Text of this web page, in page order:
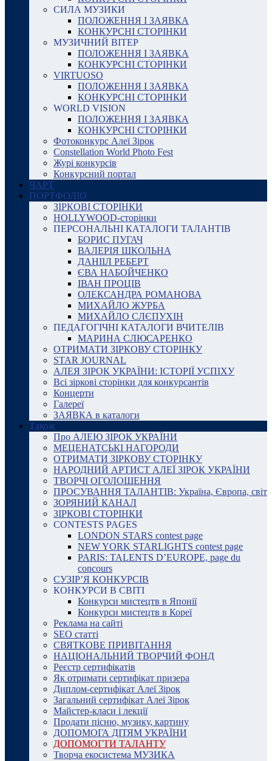
СИЛА МУЗИКИ
ПОЛОЖЕННЯ І ЗАЯВКА
КОНКУРСНІ СТОРІНКИ
МУЗИЧНИЙ ВІТЕР
ПОЛОЖЕННЯ І ЗАЯВКА
КОНКУРСНІ СТОРІНКИ
VIRTUOSO
ПОЛОЖЕННЯ І ЗАЯВКА
КОНКУРСНІ СТОРІНКИ
WORLD VISION
ПОЛОЖЕННЯ І ЗАЯВКА
КОНКУРСНІ СТОРІНКИ
Фотоконкурс Алеї Зірок
Constellation World Photo Fest
Журі конкурсів
Конкурсний портал
ЧАРТ
ПОРТФОЛІО
ЗІРКОВІ СТОРІНКИ
HOLLYWOOD-сторінки
ПЕРСОНАЛЬНІ КАТАЛОГИ ТАЛАНТІВ
БОРИС ПУГАЧ
ВАЛЕРІЯ ШКОЛЬНА
ДАНІІЛ РЕБЕРТ
ЄВА НАБОЙЧЕНКО
ІВАН ПРОЦІВ
ОЛЕКСАНДРА РОМАНОВА
МИХАЙЛО ЖУРБА
МИХАЙЛО СЛЄПУХІН
ПЕДАГОГІЧНІ КАТАЛОГИ ВЧИТЕЛІВ
МАРИНА СЛЮСАРЕНКО
ОТРИМАТИ ЗІРКОВУ СТОРІНКУ
STAR JOURNAL
АЛЕЯ ЗІРОК УКРАЇНИ: ІСТОРІЇ УСПІХУ
Всі зіркові сторінки для конкурсантів
Концерти
Галереї
ЗАЯВКА в каталоги
Також
Про АЛЕЮ ЗІРОК УКРАЇНИ
МЕЦЕНАТСЬКІ НАГОРОДИ
ОТРИМАТИ ЗІРКОВУ СТОРІНКУ
НАРОДНИЙ АРТИСТ АЛЕЇ ЗІРОК УКРАЇНИ
ТВОРЧІ ОГОЛОШЕННЯ
ПРОСУВАННЯ ТАЛАНТІВ: Україна, Європа, світ
ЗОРЯНИЙ КАНАЛ
ЗІРКОВІ СТОРІНКИ
CONTESTS PAGES
LONDON STARS contest page
NEW YORK STARLIGHTS contest page
PARIS: TALENTS D’EUROPE, page du
concours
СУЗІР’Я КОНКУРСІВ
КОНКУРСИ В СВІТІ
Конкурси мистецтв в Японії
Конкурси мистецтв в Кореї
Реклама на сайті
SEO статті
СВЯТКОВЕ ПРИВІТАННЯ
НАЦІОНАЛЬНИЙ ТВОРЧИЙ ФОНД
Реєстр сертифікатів
Як отримати сертифікат призера
Диплом-сертифікат Алеї Зірок
Загальний сертифікат Алеї Зірок
Майстер-класи і лекції
Продати пісню, музику, картину
ДОПОМОГА ДІТЯМ УКРАЇНИ
ДОПОМОГТИ ТАЛАНТУ
Творча екосистема МУЗИКА